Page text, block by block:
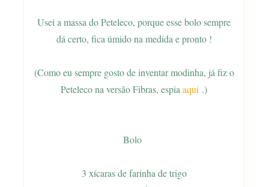
Usei a massa do Peteleco, porque esse bolo sempre
dá certo, fica úmido na medida e pronto !
(Como eu sempre gosto de inventar modinha, já fiz o
Peteleco na versão Fibras, espia aqui .)
Bolo
3 xícaras de farinha de trigo